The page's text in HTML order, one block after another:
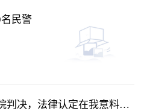
民警
判决，法律认定在我意料之